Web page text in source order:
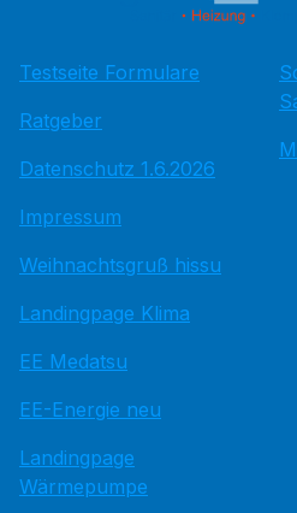
Testseite Formulare
Ratgeber
Datenschutz 1.6.2026
Impressum
Weihnachtsgruß hissu
Landingpage Klima
EE Medatsu
EE-Energie neu
Landingpage
Wärmepumpe